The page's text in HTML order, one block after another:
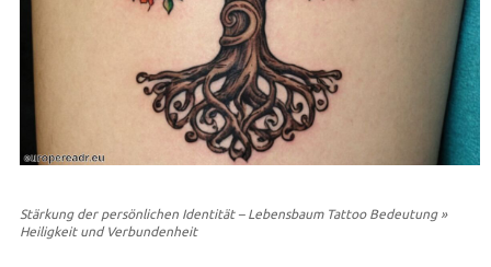
Stärkung der persönlichen Identität – Lebensbaum Tattoo Bedeutung »
Heiligkeit und Verbundenheit